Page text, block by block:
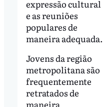
expressão cultural
e as reuniões
populares de
maneira adequada.
Jovens da região
metropolitana são
frequentemente
retratados de
maneira